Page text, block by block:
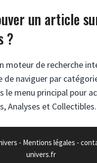
un article
?
moteur de recherche
de naviguer par
le menu principal pour
Analyses et Collectibles.
- Mentions légales -
univers.fr